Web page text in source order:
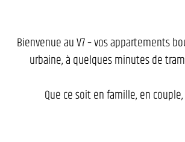
Bienvenue au V7 – vos appartements
urbaine, à quelques minutes de
Que ce soit en famille, en